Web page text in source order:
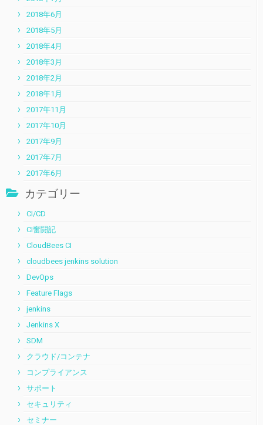
2018年6月
2018年5月
2018年4月
2018年3月
2018年2月
2018年1月
2017年11月
2017年10月
2017年9月
2017年7月
2017年6月
カテゴリー
CI/CD
CI奮闘記
CloudBees CI
cloudbees jenkins solution
DevOps
Feature Flags
jenkins
Jenkins X
SDM
クラウド/コンテナ
コンプライアンス
サポート
セキュリティ
セミナー